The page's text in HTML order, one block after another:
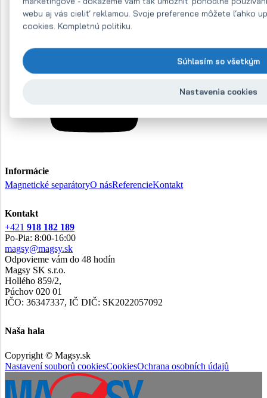
webu aj vás cieliť reklamou. Svoje preference môžete ľahko
cookies. Kompletnú politiku.
Súhlasím so všetkým
Nastavenia cookies
Informácie
Magnetické separátoryO násReferencieKontakt
Kontakt
+421 918 182 189
Po-Pia: 8:00-16:00
magsy@magsy.sk
Odpovieme vám do 48 hodín
Magsy SK s.r.o.
Hollého 859/2,
Púchov 020 01
IČO: 36347337, IČ DIČ: SK2022057092
Naša hala
Copyright © Magsy.sk
Nastavení souborů cookiesCookiesOchrana osobních údajů